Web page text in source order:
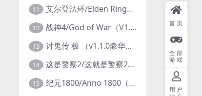
11 艾尔登法环/Elden Ring（更新v1.14 ）
12 战神4/God of War（V1.0.13-斗战狂神-奎爷的裁决+全DLC）
13 讨鬼传 极 （v1.1.0豪华版）
14 这是警察2/这就是警察2/This is Police
15 纪元1800/Anno 1800（豪华版全DLCv9.2.972600）
首页
全部
游戏
用户